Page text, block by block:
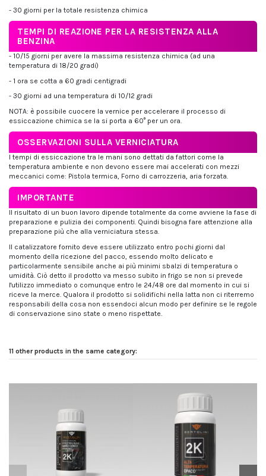
- 30 giorni per la totale resistenza chimica
TEMPI DI REAZIONE PER LA RESISTENZA ALLA
BENZINA
- 10/15 giorni per avere la massima resistenza chimica (ad una
temperatura di 18/20 gradi)
- 1 ora se cotta a 60 gradi centigradi
- 30 giorni ad una temperatura di 10/12 gradi
NOTA: è possibile cuocere la vernice per accelerare il processo di
essiccazione chimica se la si porta a 60° per un ora.
OSSERVAZIONI SULLA VERNICIATURA
I tempi di essiccazione tra le mani sono dettati da fattori come la
temperatura ambiente e non devono essere mai accelerati con mezzi
meccanici come: Pistola termica, Forno di carrozzeria, aria forzata.
IMPORTANTE
Il risultato di un buon lavoro dipende totalmente da come avviene la fase di
preparazione e pulizia dei componenti. Quindi bisogna fare attenzione alla
preparazione più che alla verniciatura stessa.
Il catalizzatore fornito deve essere utilizzato entro pochi giorni dal
momento della ricezione del pacco, essendo molto delicato e
particolarmente sensibile anche ai più minimi sbalzi di temperatura o
umidità. Ciò detto il prodotto va messo subito in frigo se non si prevede
l'utilizzo immediato o comunque entro le 24/48 ore dal momento in cui si
riceve la merce. Qualora il prodotto si solidifichi nella latta non ci riterremo
responsabili della cosa non essendoci alcun modo per definire se le regole
di conservazione sino state o meno rispettate.
11 other products in the same category: